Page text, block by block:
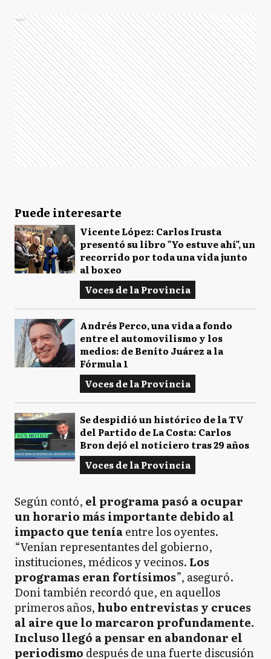
Ads
Puede interesarte
Vicente López: Carlos Irusta
presentó su libro "Yo estuve ahí", un
recorrido por toda una vida junto
al boxeo
Voces de la Provincia
Andrés Perco, una vida a fondo
entre el automovilismo y los
medios: de Benito Juárez a la
Fórmula 1
Voces de la Provincia
Se despidió un histórico de la TV
del Partido de La Costa: Carlos
Bron dejó el noticiero tras 29 años
Voces de la Provincia
Según contó, el programa pasó a ocupar
un horario más importante debido al
impacto que teníaentre los oyentes.
“Venían representantes del gobierno,
instituciones, médicos y vecinos. Los
programas eran fortísimos”, aseguró.
Doni también recordó que, en aquellos
primeros años, hubo entrevistas y cruces
al aire que lo marcaron profundamente.
Incluso llegó a pensar en abandonar el
periodismo después de una fuerte discusión